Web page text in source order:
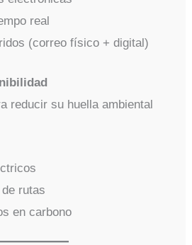
real
(correo físico + digital)
reducir su huella ambiental
rutas
en carbono